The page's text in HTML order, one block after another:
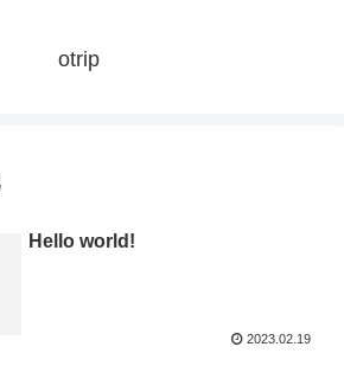
otrip
Hello world!
2023.02.19